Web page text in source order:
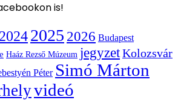
is!
20242025 2026 Budapest
Haáz Rezső Múzeum jegyzetKolozsvár
Péter Simó Márton
videó